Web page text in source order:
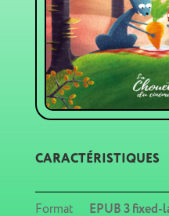
CARACTÉRISTIQUES
Format EPUB 3 fixed-